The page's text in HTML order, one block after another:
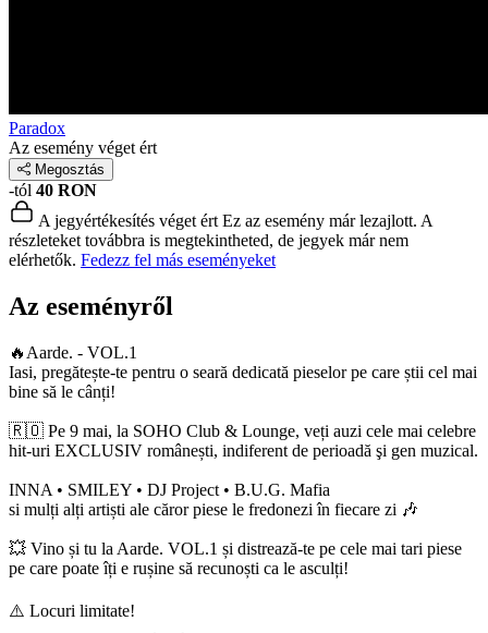
Paradox
Az esemény véget ért
Megosztás
-tól 40 RON
A jegyértékesítés véget ért Ez az esemény már lezajlott. A
részleteket továbbra is megtekintheted, de jegyek már nem
elérhetők. Fedezz fel más eseményeket
Az eseményről
🔥Aarde. - VOL.1
Iasi, pregătește-te pentru o seară dedicată pieselor pe care știi cel mai
bine să le cânți!
🇷🇴 Pe 9 mai, la SOHO Club & Lounge, veți auzi cele mai celebre
hit-uri EXCLUSIV românești, indiferent de perioadă şi gen muzical.
INNA • SMILEY • DJ Project • B.U.G. Mafia
si mulți alți artiști ale căror piese le fredonezi în fiecare zi 🎶
💥 Vino și tu la Aarde. VOL.1 și distrează-te pe cele mai tari piese
pe care poate îți e rușine să recunoști ca le asculți!
⚠️ Locuri limitate!